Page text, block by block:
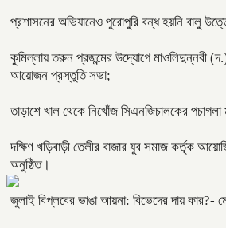
প্রশাসনের অভিযানেও পুরোপুরি বন্ধ হয়নি বালু
কুমিল্লায় তরুন প্রজন্মের উদ্যোগে মাওলিদুন্নবী
আয়োজন প্রস্তুতি সভা;
তাড়াশে খাল থেকে নিখোঁজ সিএনজিচালকের পচাগলা
দক্ষিণ খড়িবাড়ী তেলীর বাজার যুব সমাজ কর্তৃক
অনুষ্ঠিত।
জুলাই বিপ্লবের ভাঙা আয়না: বিভেদের দায় কার?-